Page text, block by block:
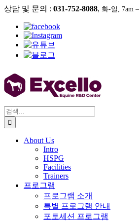
콘
기
상담 및 문의 : 031-752-8088, 화-일, 7am
검
색:
About Us
Intro
HSPG
Facilities
Trainers
프로그램
프로그램 소개
특별 프로그램 안내
포토세션 프로그램